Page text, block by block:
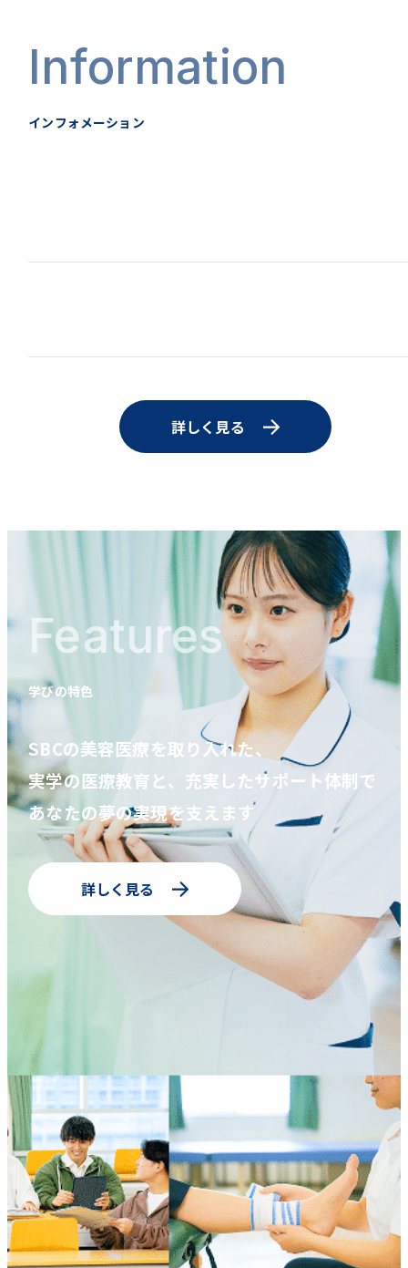
Information
インフォメーション
詳しく見る
Features
学びの特色
SBCの美容医療を取り入れた、
実学の医療教育と、充実したサポート体制で
あなたの夢の実現を支えます
詳しく見る